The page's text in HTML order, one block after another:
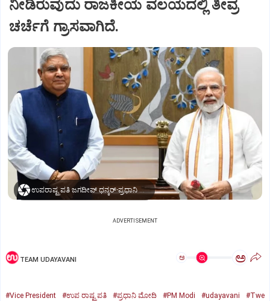
ನೀಡಿರುವುದು ರಾಜಕೀಯ ವಲಯದಲ್ಲಿ ತೀವ್ರ
ಚರ್ಚೆಗೆ ಗ್ರಾಸವಾಗಿದೆ.
ಉಪರಾಷ್ಟ್ರಪತಿ ಜಗದೀಪ್‌ ಧನ್ಕರ್-ಪ್ರಧಾನಿ ಮೋದಿ
ADVERTISEMENT
TEAM UDAYAVANI ಅ ಅ
#Vice President #ಉಪ ರಾಷ್ಟ್ರಪತಿ #ಪ್ರಧಾನಿ ಮೋದಿ #PM Modi #udayavani
#Twe